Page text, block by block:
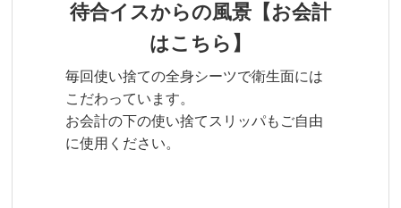
待合イスからの風景【お会計
はこちら】
毎回使い捨ての全身シーツで衛生面には
こだわっています。
お会計の下の使い捨てスリッパもご自由
に使用ください。